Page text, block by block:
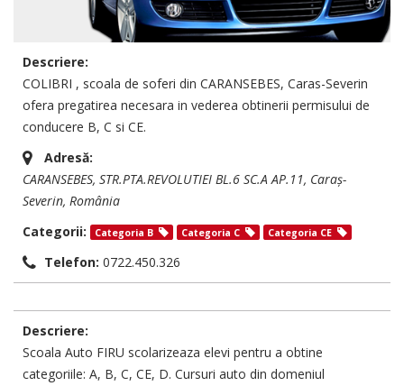
Descriere:
COLIBRI , scoala de soferi din CARANSEBES, Caras-Severin
ofera pregatirea necesara in vederea obtinerii permisului de
conducere B, C si CE.
Adresă:
CARANSEBES, STR.PTA.REVOLUTIEI BL.6 SC.A AP.11, Caraș-
Severin, România
Categorii:
Categoria B Categoria C Categoria CE
Telefon: 0722.450.326
Descriere:
Scoala Auto FIRU scolarizeaza elevi pentru a obtine
categoriile: A, B, C, CE, D. Cursuri auto din domeniul